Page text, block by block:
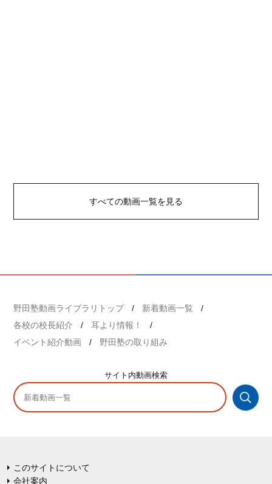
すべての動画一覧を見る
野田塾動画ライブラリトップ
新着動画一覧
各校の校長紹介
耳より情報！
イベント紹介動画
野田塾の取り組み
サイト内動画検索
このサイトについて
会社案内